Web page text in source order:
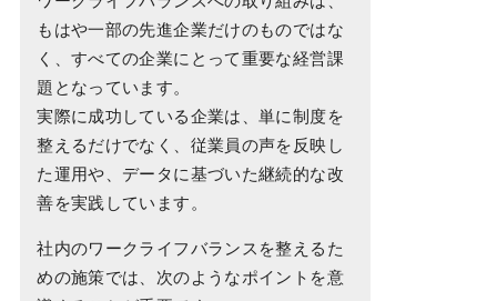
もはや一部の先進企業だけのものではな
く、すべての企業にとって重要な経営課
題となっています。
実際に成功している企業は、単に制度を
整えるだけでなく、従業員の声を反映し
た運用や、データに基づいた継続的な改
善を実践しています。
社内のワークライフバランスを整えるた
めの施策では、次のようなポイントを意